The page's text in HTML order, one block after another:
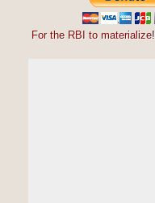
For the RBI to materialize!